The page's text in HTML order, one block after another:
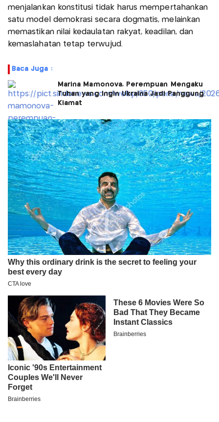
menjalankan konstitusi tidak harus mempertahankan
satu model demokrasi secara dogmatis, melainkan
memastikan nilai kedaulatan rakyat, keadilan, dan
kemaslahatan tetap terwujud.
Baca Juga :
Marina Mamonova, Perempuan Mengaku
Tuhan yang Ingin Ukraina Jadi Panggung
Kiamat